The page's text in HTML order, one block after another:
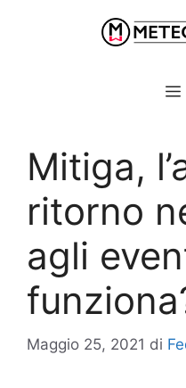
Mitiga,
ritorno
agli
Maggio 25, 2021 di